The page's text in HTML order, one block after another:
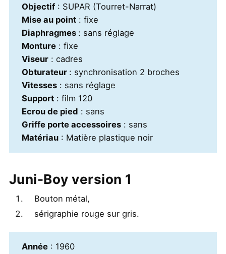
Objectif: SUPAR (Tourret-Narrat)
Mise au point: fixe
Diaphragmes : sans réglage
Monture: fixe
Viseur: cadres
Obturateur : synchronisation 2 broches
Vitesses: sans réglage
Support: film 120
Ecrou de pied : sans
Griffe porte accessoires: sans
Matériau: Matière plastique noir
Juni-Boy version 1
Bouton métal,
sérigraphie rouge sur gris.
Année: 1960